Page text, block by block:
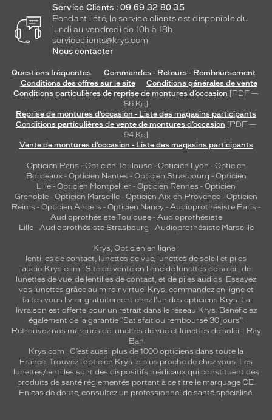
Service Clients : 09 69 32 80 35
Pendant l'été, le service clients est disponible du
lundi au vendredi de 10h à 18h.
serviceclients@krys.com
Nous contacter
Questions fréquentes
Commandes - Retours - Remboursement
Conditions des offres sur le site
Conditions générales de vente
Conditions particulières de reprise de montures d’occasion [PDF —
86 Ko]
Reprise de montures d’occasion - Liste des magasins participants
Conditions particulières de vente de montures d’occasion [PDF —
94 Ko]
Vente de montures d’occasion - Liste des magasins participants
Opticien Paris - Opticien Toulouse- Opticien Lyon - Opticien
Bordeaux- Opticien Nantes - Opticien Strasbourg - Opticien
Lille - Opticien Montpellier - Opticien Rennes - Opticien
Grenoble - Opticien Marseille - Opticien Aix-en-Provence - Opticien
Reims - Opticien Angers - Opticien Nancy - Audioprothésiste Paris -
Audioprothésiste Toulouse- Audioprothésiste
Lille- Audioprothésiste Strasbourg - Audioprothésiste Marseille
Krys, Opticien en ligne :
lentilles de contact, lunettes de vue, lunettes de soleil et piles
audio Krys.com : Site de vente en ligne de lunettes de soleil, de
lunettes de vue, de lentilles de contact, et de piles audios. Essayez
vos lunettes grâce au miroir virtuel Krys, commandez en ligne et
faites vous livrer gratuitement chez l'un des opticiens Krys. La
livraison est offerte pour un retrait dans le réseau Krys. Bénéficiez
également de la garantie "Satisfait ou remboursé 30 jours".
Retrouvez nos marques de lunettes de vue et lunettes de soleil : Ray
Ban
Krys.com : C’est aussi plus de 1000 opticiens dans toute la
France. Trouvez l’opticien Krys le plus proche de chez vous. Les
lunettes/lentilles sont des dispositifs médicaux qui constituent des
produits de santé réglementés portant à ce titre le marquage CE.
En cas de doute, consultez un professionnel de santé spécialisé.